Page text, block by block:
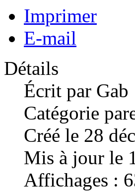
Imprimer
E-mail
Détails
Écrit par Gab
Catégorie
Créé le 28
Mis à jour le
Affichages :